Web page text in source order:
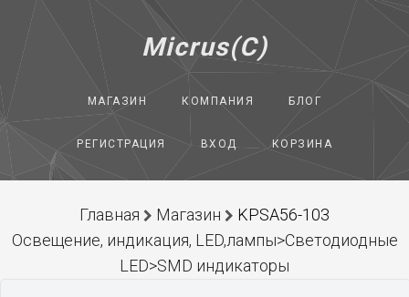
Micrus(C)
МАГАЗИН КОМПАНИЯ БЛОГ
РЕГИСТРАЦИЯ ВХОД КОРЗИНА
Главная Магазин
KPSA56-103
Освещение, индикация, LED,лампы>Светодиодные
LED>SMD индикаторы